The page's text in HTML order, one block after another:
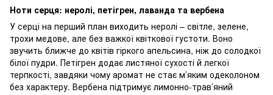
Ноти серця: неролі, петігрен, лаванда та вербена
У серці на перший план виходить неролі – світле, зелене,
трохи медове, але без важкої квіткової густоти. Воно
звучить ближче до квітів гіркого апельсина, ніж до солодкої
білої пудри. Петігрен додає листяної сухості й легкої
терпкості, завдяки чому аромат не стає м’яким одеколоном
без характеру. Вербена підтримує лимонно-трав’яний